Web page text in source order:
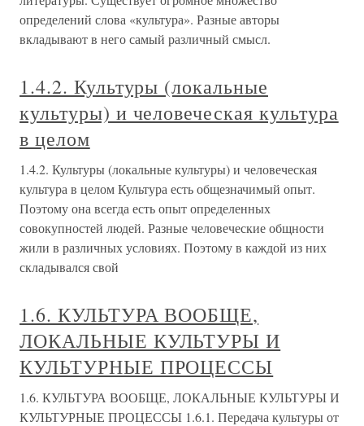
определений слова «культура». Разные авторы
вкладывают в него самый различный смысл.
1.4.2. Культуры (локальные
культуры) и человеческая культура
в целом
1.4.2. Культуры (локальные культуры) и человеческая
культура в целом Культура есть общезначимый опыт.
Поэтому она всегда есть опыт определенных
совокупностей людей. Разные человеческие общности
жили в различных условиях. Поэтому в каждой из них
складывался свой
1.6. КУЛЬТУРА ВООБЩЕ,
ЛОКАЛЬНЫЕ КУЛЬТУРЫ И
КУЛЬТУРНЫЕ ПРОЦЕССЫ
1.6. КУЛЬТУРА ВООБЩЕ, ЛОКАЛЬНЫЕ КУЛЬТУРЫ И
КУЛЬТУРНЫЕ ПРОЦЕССЫ 1.6.1. Передача культуры от